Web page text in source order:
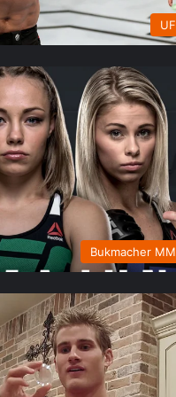
Bukmacher